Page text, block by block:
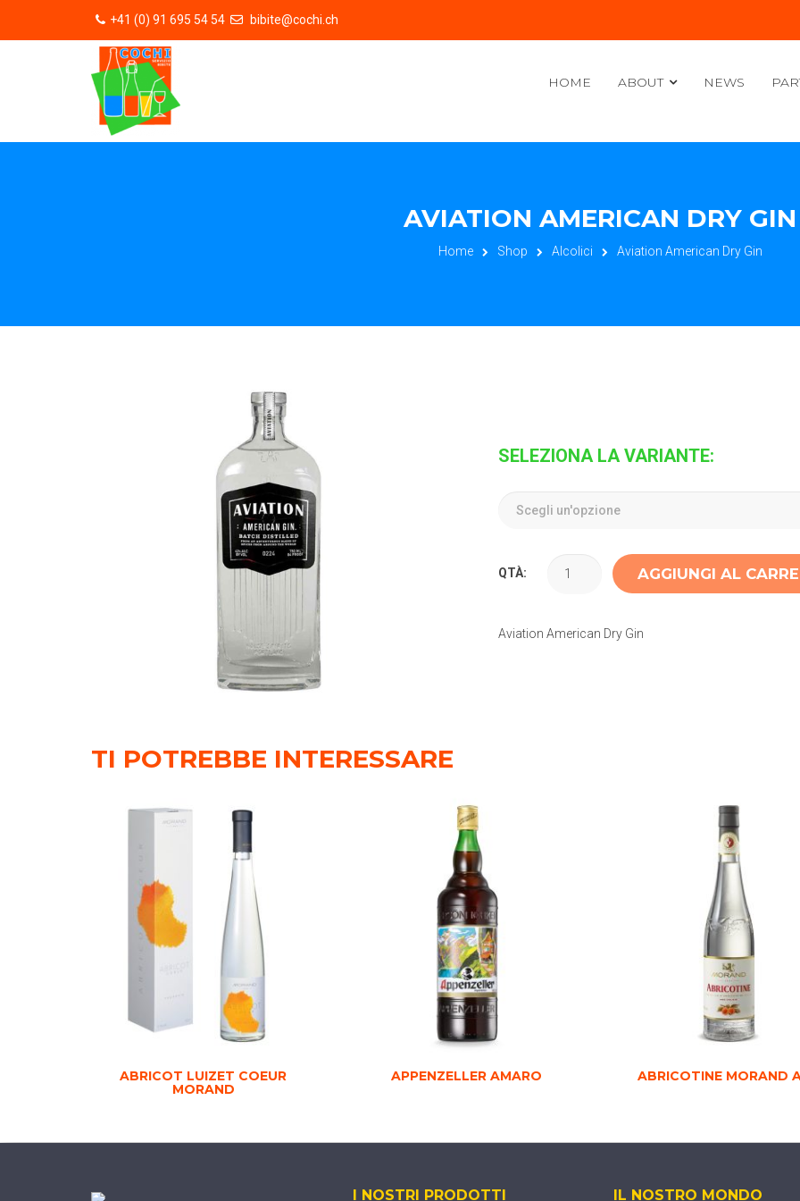
+41 (0) 91 695 54 54 bibite@cochi.ch
HOME ABOUT NEWS
AVIATION AMERICAN DRY GIN
Home Shop Alcolici Aviation American Dry Gin
SELEZIONA LA VARIANTE:
QTÀ: AGGIUNGI AL
Aviation American Dry Gin
TI POTREBBE INTERESSARE
ABRICOT LUIZET COEUR
MORAND
APPENZELLER AMARO ABRICOTINE MORAND
I NOSTRI PRODOTTI IL NOSTRO MONDO